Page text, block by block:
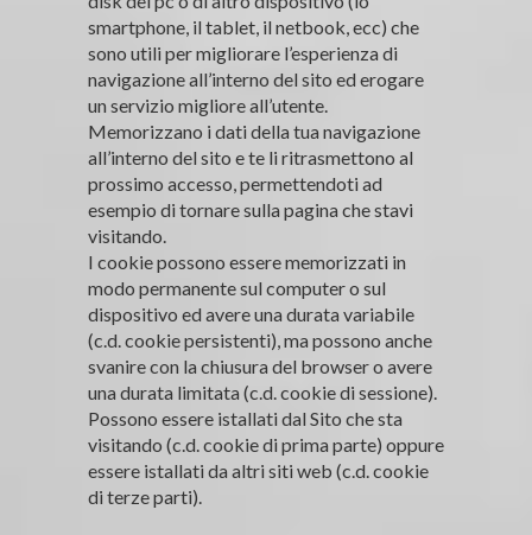
smartphone, il tablet, il netbook, ecc) che
sono utili per migliorare l’esperienza di
navigazione all’interno del sito ed erogare
un servizio migliore all’utente.
Memorizzano i dati della tua navigazione
all’interno del sito e te li ritrasmettono al
prossimo accesso, permettendoti ad
esempio di tornare sulla pagina che stavi
visitando.
I cookie possono essere memorizzati in
modo permanente sul computer o sul
dispositivo ed avere una durata variabile
(c.d. cookie persistenti), ma possono anche
svanire con la chiusura del browser o avere
una durata limitata (c.d. cookie di sessione).
Possono essere istallati dal Sito che sta
visitando (c.d. cookie di prima parte) oppure
essere istallati da altri siti web (c.d. cookie
di terze parti).